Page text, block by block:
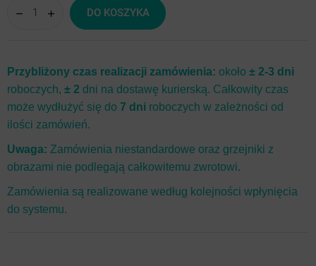
DO KOSZYKA
Przybliżony czas realizacji zamówienia: około ± 2-3 dni
roboczych, ± 2 dni na dostawę kurierską. Całkowity czas
może wydłużyć się do 7 dni roboczych w zależności od
ilości zamówień.
Uwaga: Zamówienia niestandardowe oraz grzejniki z
obrazami nie podlegają całkowitemu zwrotowi.
Zamówienia są realizowane według kolejności wpłynięcia
do systemu.